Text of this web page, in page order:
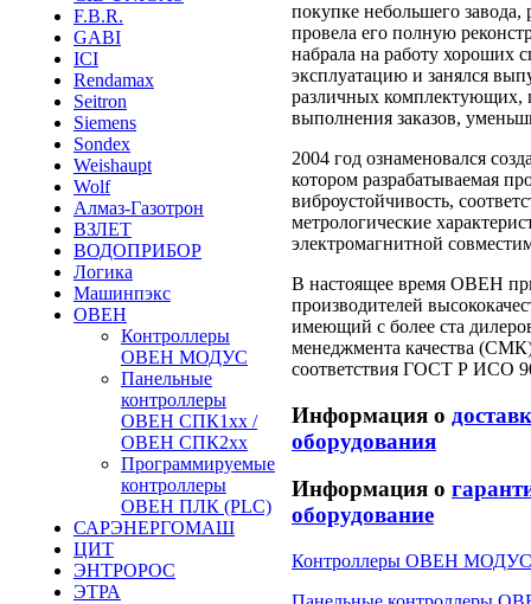
F.B.R.
GABI
ICI
Rendamax
Seitron
Siemens
Sondex
Weishaupt
Wolf
Алмаз-Газотрон
ВЗЛЕТ
ВОДОПРИБОР
Логика
Машинпэкс
ОВЕН
Контроллеры
ОВЕН МОДУС
Панельные
контроллеры
ОВЕН СПК1хх /
ОВЕН СПК2хх
Программируемые
контроллеры
ОВЕН ПЛК (PLC)
САРЭНЕРГОМАШ
ЦИТ
ЭНТРОРОС
ЭТРА
покупке небольшего
провела его полную
набрала на работу хороших
эксплуатацию и занялся
различных комплектующих,
выполнения заказов,
2004 год ознаменовался
котором разрабатываемая
виброустойчивость,
метрологические
электромагнитной
В настоящее время ОВЕН
производителей
имеющий с более ста
менеджмента качества
соответствия ГОСТ Р ИСО
Информация о
оборудования
Информация о
оборудование
Контроллеры ОВЕН МОДУС